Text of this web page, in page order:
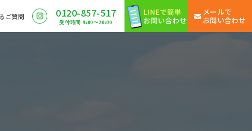
ご質問 0120-857-517
受付時間 9:00〜20:00
メールで
お問い合わせ